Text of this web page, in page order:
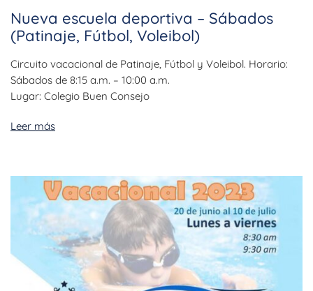
Nueva escuela deportiva – Sábados
(Patinaje, Fútbol, Voleibol)
Circuito vacacional de Patinaje, Fútbol y Voleibol. Horario:
Sábados de 8:15 a.m. – 10:00 a.m.
Lugar: Colegio Buen Consejo
Leer más